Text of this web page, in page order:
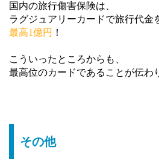
国内の旅行傷害保険は、
ラグジュアリーカードで旅行代金
最高1億円 ！
こういったところからも、
最高位のカードであることが伝わ
その他